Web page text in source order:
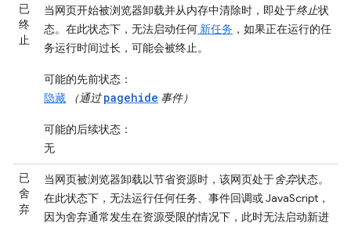
已
终
止
当网页开始被浏览器卸载并从内存中清除时，即处于终止状
态。在此状态下，无法启动任何 新任务 ，如果正在运行的任
务运行时间过长，可能会被终止。
可能的先前状态 ：
隐藏
（通过pagehide 事件）
可能的后续状态 ：
无
已
舍
弃
当网页被浏览器卸载以节省资源时，该网页处于舍弃状态。
在此状态下，无法运行任何任务、事件回调或 JavaScript，
因为舍弃通常发生在资源受限的情况下，此时无法启动新进